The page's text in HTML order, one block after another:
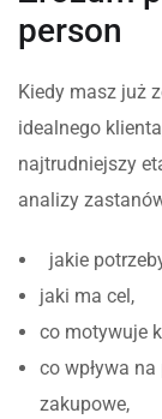
person
Kiedy masz już
idealnego
najtrudniejszy
analizy
jakie
jaki ma cel,
co motywuje
co wpływa
zakupowe,